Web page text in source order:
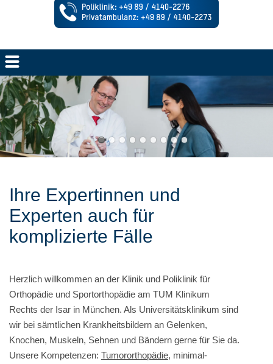
Ihre Expertinnen und
Experten auch für
komplizierte Fälle
Herzlich willkommen an der Klinik und Poliklinik für
Orthopädie und Sportorthopädie am TUM Klinikum
Rechts der Isar in München. Als Universitätsklinikum sind
wir bei sämtlichen Krankheitsbildern an Gelenken,
Knochen, Muskeln, Sehnen und Bändern gerne für Sie da.
Unsere Kompetenzen: Tumororthopädie, minimal-